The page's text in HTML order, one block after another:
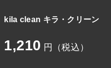
kila clean キラ・クリーン
1,210 円（税込）